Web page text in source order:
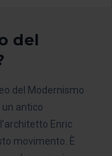
del
del Modernismo
antico
Enric
movimento. È